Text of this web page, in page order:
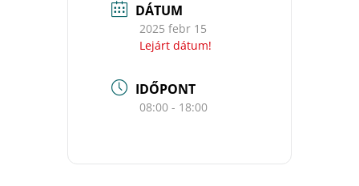
DÁTUM
2025 febr 15
Lejárt dátum!
IDŐPONT
08:00 - 18:00